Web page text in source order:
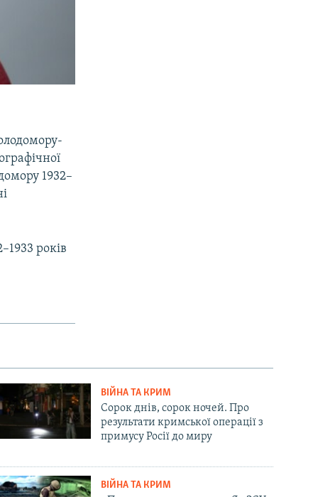
1932–
років
ВІЙНА ТА КРИМ
Сорок днів, сорок ночей. Про
результати кримської операції з
примусу Росії до миру
ВІЙНА ТА КРИМ